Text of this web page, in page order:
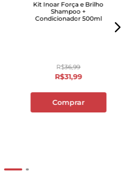
Kit Inoar Força e Brilho
Shampoo +
Condicionador 500ml
R$36,99
R$31,99
Comprar